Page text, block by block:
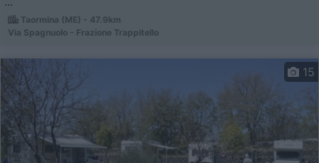
Taormina (ME) - 47.9km
Via Spagnuolo - Frazione Trappitello
15